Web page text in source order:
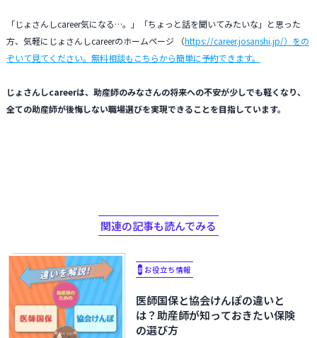
「じょさんしcareer気になる…。」「ちょっと話を聞いてみたいな」と思った
方、気軽にじょさんしcareerのホームページ （https://career.josanshi.jp/）をの
ぞいて見てください。無料相談もこちらから簡単に予約できます。
じょさんしcareerは、助産師のみなさんの将来への不安が少しでも軽くなり、
全ての助産師が後悔しない職場選びを実現できることを目指しています。
関連の記事も読んでみる
# お役立ち情報
医師国保と協会けんぽの違いと
は？助産師が知っておきたい保険
の選び方